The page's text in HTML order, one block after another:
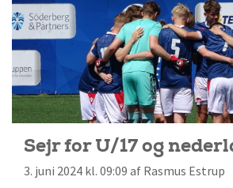
Sejr for U/17 og
3. juni 2024 kl. 09:09 af Rasmus Estrup